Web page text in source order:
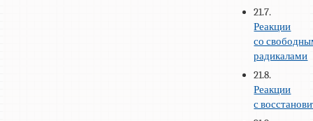
21.7.
Реакции
со
радикалами
21.8.
Реакции
с